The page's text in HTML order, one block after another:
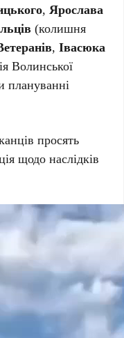
,Ярослава
(колишня
,Івасюка
Волинської
плануванні
просять
щодо наслідків